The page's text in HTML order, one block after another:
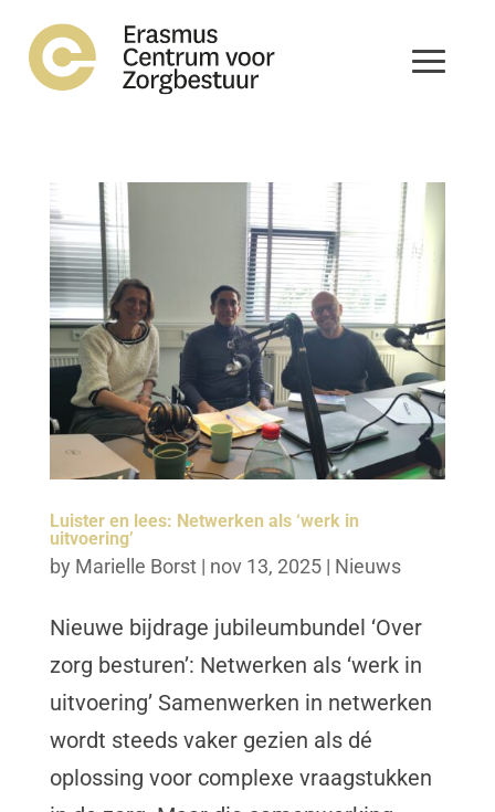
Luister en lees: Netwerken als ‘werk in
uitvoering’
by Marielle Borst| nov 13, 2025| Nieuws
Nieuwe bijdrage jubileumbundel ‘Over
zorg besturen’: Netwerken als ‘werk in
uitvoering’ Samenwerken in netwerken
wordt steeds vaker gezien als dé
oplossing voor complexe vraagstukken